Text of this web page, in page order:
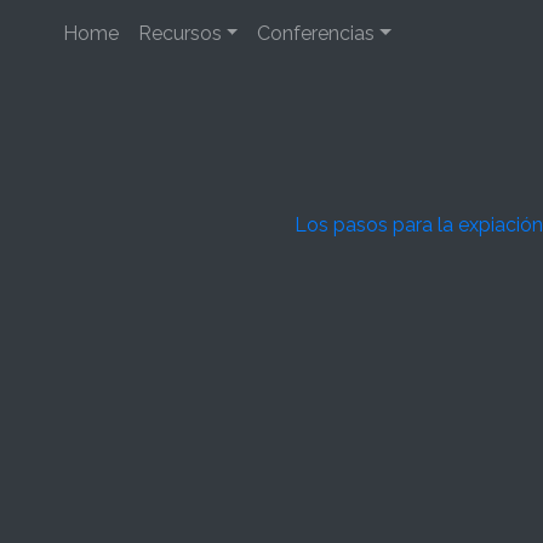
Home Recursos Conferencias
Los pasos para la expiación